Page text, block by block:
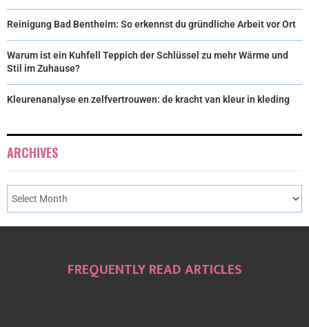
Reinigung Bad Bentheim: So erkennst du gründliche Arbeit vor Ort
Warum ist ein Kuhfell Teppich der Schlüssel zu mehr Wärme und
Stil im Zuhause?
Kleurenanalyse en zelfvertrouwen: de kracht van kleur in kleding
ARCHIVES
FREQUENTLY READ ARTICLES